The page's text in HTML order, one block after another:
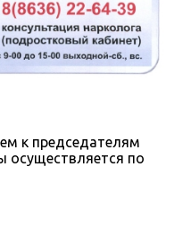
к председателям
осуществляется по